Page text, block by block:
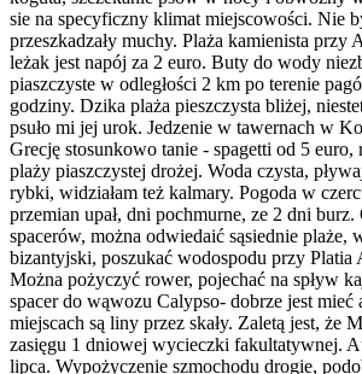
sie na specyficzny klimat miejscowości. Nie
przeszkadzały muchy. Plaża kamienista przy
leżak jest napój za 2 euro. Buty do wody
piaszczyste w odległości 2 km po terenie
godziny. Dzika plaża pieszczysta bliżej,
psuło mi jej urok. Jedzenie w tawernach w
Grecję stosunkowo tanie - spagetti od 5
plaży piaszczystej drożej. Woda czysta,
rybki, widziałam też kalmary. Pogoda w
przemian upał, dni pochmurne, ze 2 dni
spacerów, można odwiedaić sąsiednie plaże,
bizantyjski, poszukać wodospodu przy Platia
Można pożyczyć rower, pojechać na spływ
spacer do wąwozu Calypso- dobrze jest mieć
miejscach są liny przez skały. Zaletą jest, że
zasięgu 1 dniowej wycieczki fakultatywnej.
lipca. Wypożyczenie szmochodu drogie,